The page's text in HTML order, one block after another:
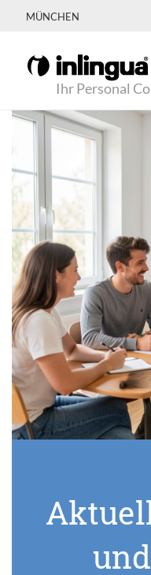
MÜNCHEN
Ihr Personal